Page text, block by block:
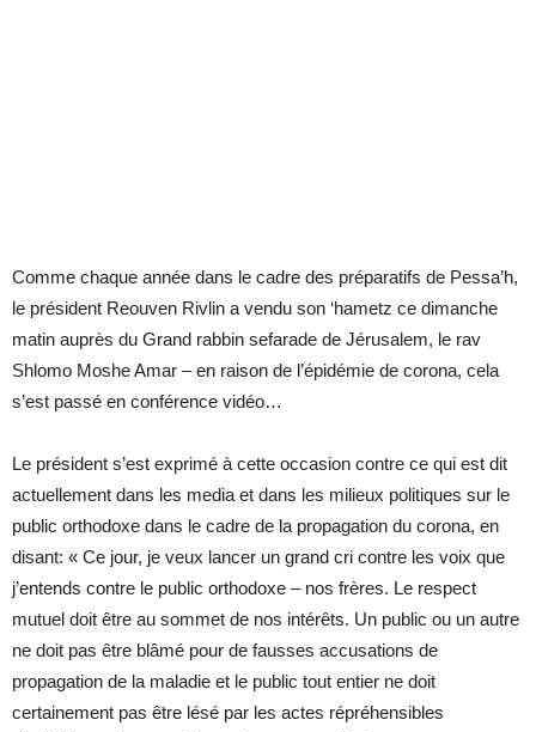
Comme chaque année dans le cadre des préparatifs de Pessa’h,
le président Reouven Rivlin a vendu son ‘hametz ce dimanche
matin auprès du Grand rabbin sefarade de Jérusalem, le rav
Shlomo Moshe Amar – en raison de l’épidémie de corona, cela
s’est passé en conférence vidéo…
Le président s’est exprimé à cette occasion contre ce qui est dit
actuellement dans les media et dans les milieux politiques sur le
public orthodoxe dans le cadre de la propagation du corona, en
disant: « Ce jour, je veux lancer un grand cri contre les voix que
j’entends contre le public orthodoxe – nos frères. Le respect
mutuel doit être au sommet de nos intérêts. Un public ou un autre
ne doit pas être blâmé pour de fausses accusations de
propagation de la maladie et le public tout entier ne doit
certainement pas être lésé par les actes répréhensibles